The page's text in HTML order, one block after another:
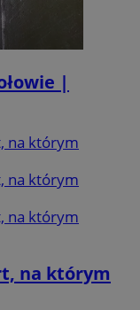
|
na którym